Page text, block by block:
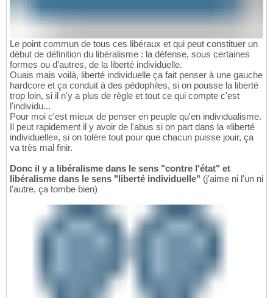
Le point commun de tous ces libéraux et qui peut constituer un
début de définition du libéralisme : la défense, sous certaines
formes ou d'autres, de la liberté individuelle.
Ouais mais voilà, liberté individuelle ça fait penser à une gauche
hardcore et ça conduit à des pédophiles, si on pousse la liberté
trop loin, si il n'y a plus de règle et tout ce qui compte c'est
l'individu...
Pour moi c'est mieux de penser en peuple qu'en individualisme.
Il peut rapidement il y avoir de l'abus si on part dans la «liberté
individuelle», si on tolère tout pour que chacun puisse jouir, ça
va très mal finir.
Donc il y a libéralisme dans le sens "contre l'état" et
libéralisme dans le sens "liberté individuelle" (j'aime ni l'un ni
l'autre, ça tombe bien)